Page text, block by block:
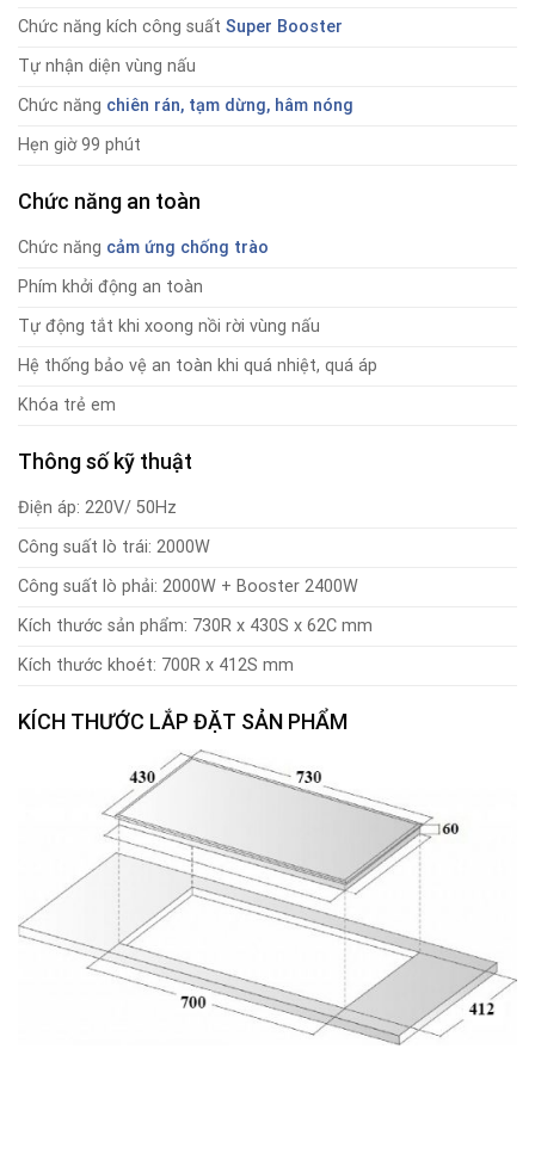
Chức năng kích công suất Super Booster
Tự nhận diện vùng nấu
Chức năng chiên rán, tạm dừng, hâm nóng
Hẹn giờ 99 phút
Chức năng an toàn
Chức năng cảm ứng chống trào
Phím khởi động an toàn
Tự động tắt khi xoong nồi rời vùng nấu
Hệ thống bảo vệ an toàn khi quá nhiệt, quá áp
Khóa trẻ em
Thông số kỹ thuật
Điện áp: 220V/ 50Hz
Công suất lò trái: 2000W
Công suất lò phải: 2000W + Booster 2400W
Kích thước sản phẩm: 730R x 430S x 62C mm
Kích thước khoét: 700R x 412S mm
KÍCH THƯỚC LẮP ĐẶT SẢN PHẨM